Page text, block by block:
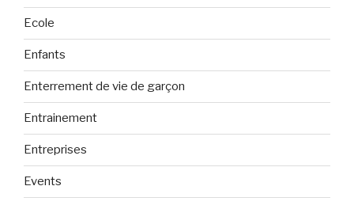
Ecole
Enfants
Enterrement de vie de garçon
Entrainement
Entreprises
Events